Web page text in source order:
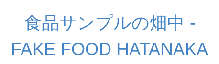
食品サンプルの畑中 -
FAKE FOOD HATANAKA